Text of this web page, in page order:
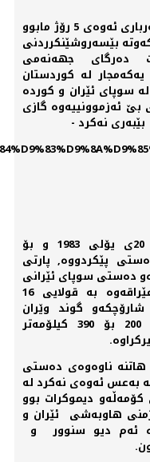
لە تۆڵەی ئەم هێرشە هاوبەشە, سەرباری ئەوەی 5 رۆژ مابوو
بێسەروشێنكرردنی
دەرگای جهەنەمی
لە كوردستان
خەردەل 100 كەس لە سوپای ئێران و كوردە
ئەزموونییەوە گازی
نەكرد -
ئۆپەراسیۆنەكە بۆ ئێرانییەكان لە 20ی یۆلی 1983 و بۆ
لە 22ی یۆلی 1983 دەستی پێكردووە, پارتی
دەستی سوپای ئێرانی
راكێشاوەتە پشت سەنگەرەكانی عێراقەوە بە قولایی 16
كیلۆمەتر, بەهۆی جەنگەكەوە 43 شارۆچكەو گوند وێران
بووەو كراونەتە گۆڕەپانی جەنگ, 200 بۆ 390 كیلۆمەتر
ناوەوەی دەستی
بەعس ئەوەی نەكرد لە
كۆمەڵەو دیموكرات بوو
هاوبەشی ئێران و
ئەم دیو سنوور و